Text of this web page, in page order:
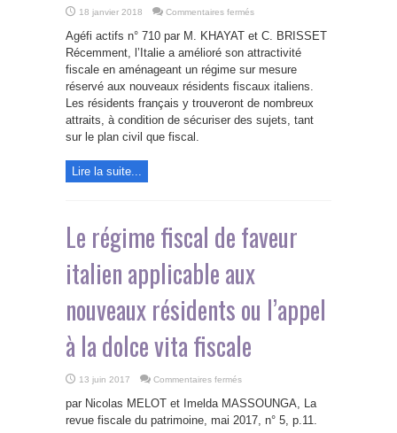
18 janvier 2018 Commentaires fermés
nouvel
eldorado
des
familles
françaises
Agéfi actifs n° 710 par M. KHAYAT et C. BRISSET
Récemment, l’Italie a amélioré son attractivité
fiscale en aménageant un régime sur mesure
réservé aux nouveaux résidents fiscaux italiens.
Les résidents français y trouveront de nombreux
attraits, à condition de sécuriser des sujets, tant
sur le plan civil que fiscal.
Lire la suite...
Le régime fiscal de faveur
italien applicable aux
nouveaux résidents ou l’appel
à la dolce vita fiscale
13 juin 2017 Commentaires fermés
régime
fiscal
de
faveur
par Nicolas MELOT et Imelda MASSOUNGA, La
revue fiscale du patrimoine, mai 2017, n° 5, p.11.